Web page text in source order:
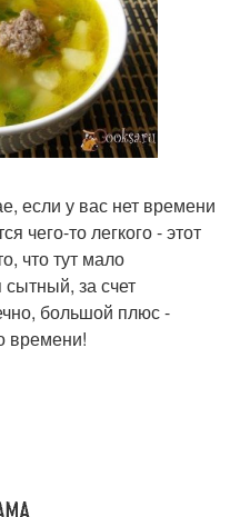
если у вас нет времени
чего-то легкого - этот
что тут мало
сытный, за счет
большой плюс -
времени!